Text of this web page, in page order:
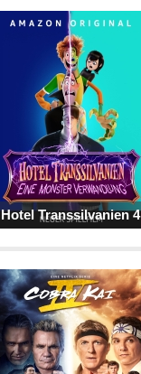
Hotel Transsilvanien 4